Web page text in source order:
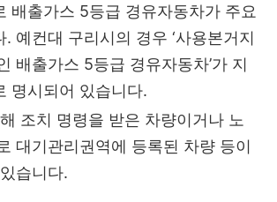
배출가스 5등급 경유자동차가 주요
. 예컨대 구리시의 경우 ‘사용본거지
배출가스 5등급 경유자동차’가 지
명시되어 있습니다.
조치 명령을 받은 차량이거나 노
대기관리권역에 등록된 차량 등이
습니다.